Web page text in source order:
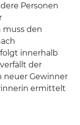
Personen
muss den
innerhalb
der
neuer Gewinner
ermittelt